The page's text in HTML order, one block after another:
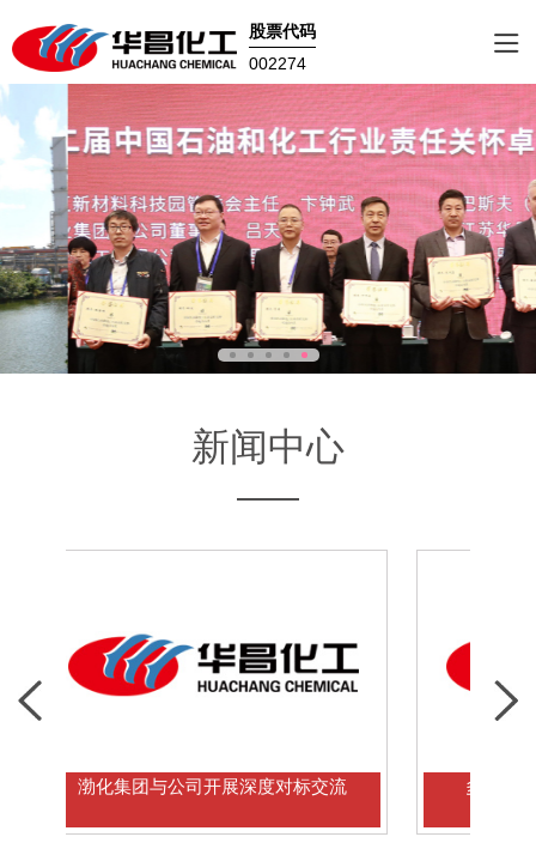
股票代码
002274
新闻中心
渤化集团与公司开展深度对标交流 多国学者到访华